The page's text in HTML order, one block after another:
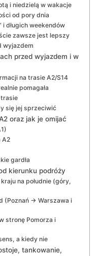
i niedzielą w wakacje
od pory dnia
i długich weekendów
zawsze jest lepszy
wyjazdem
przed wyjazdem i w
na trasie A2/S14
pomagała
się jej sprzeciwić
oraz jak je omijać
A2
gardła
kierunku podróży
na południe (góry,
(Poznań → Warszawa i
stronę Pomorza i
a kiedy nie
tankowanie,